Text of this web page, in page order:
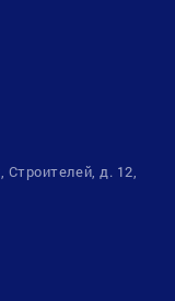
Строителей, д. 12,